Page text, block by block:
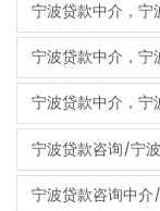
宁波贷款中介，宁
宁波贷款中介，宁
宁波贷款中介，宁
宁波贷款咨询/宁
宁波贷款咨询中